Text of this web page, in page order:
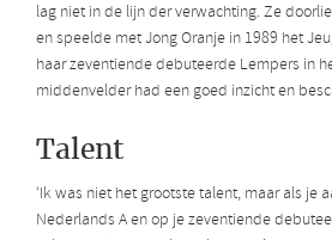
lag niet in de lijn der verwachting. Ze
en speelde met Jong Oranje in 1989 het
haar zeventiende debuteerde Lempers in
middenvelder had een goed inzicht en
Talent
‘Ik was niet het grootste talent, maar als je
Nederlands A en op je zeventiende